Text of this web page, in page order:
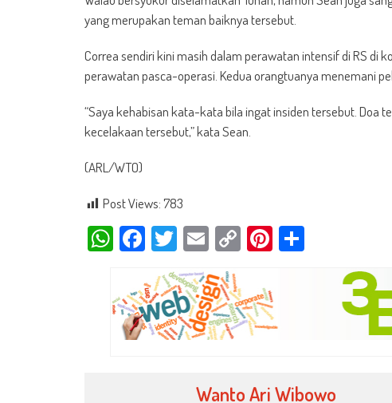
yang merupakan teman baiknya tersebut.
Correa sendiri kini masih dalam perawatan intensif di RS di
perawatan pasca-operasi. Kedua orangtuanya menemani
“Saya kehabisan kata-kata bila ingat insiden tersebut. Doa
kecelakaan tersebut,” kata Sean.
(ARL/WTO)
Post Views:783
WhatsApp
Facebook
TwitterEmailCopyPinterest
Wanto Ari Wibowo